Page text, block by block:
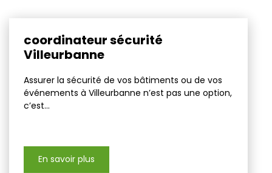
coordinateur sécurité
Villeurbanne
Assurer la sécurité de vos bâtiments ou de vos
événements à Villeurbanne n’est pas une option,
c’est...
En savoir plus